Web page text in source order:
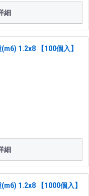
細
1.2x8 【100個入】
細
1.2x8 【1000個入】